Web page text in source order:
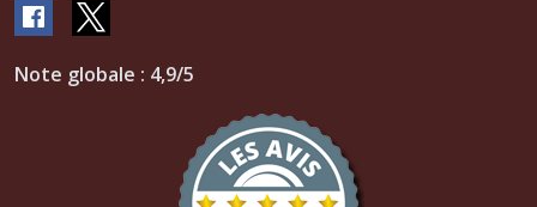
Note globale : 4,9/5